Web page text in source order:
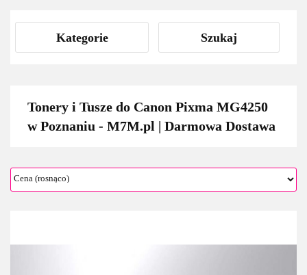
Kategorie Szukaj
Tonery i Tusze do Canon Pixma MG4250
w Poznaniu - M7M.pl | Darmowa Dostawa